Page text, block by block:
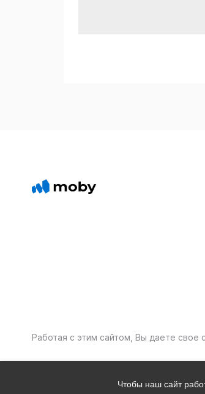
Чтобы наш сайт
Работая с этим сайтом, Вы даете свое